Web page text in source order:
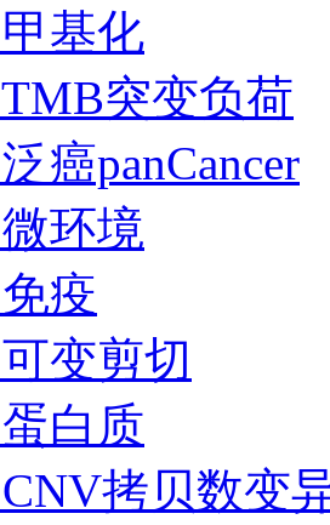
甲基化
TMB突变负荷
泛癌panCancer
微环境
免疫
可变剪切
蛋白质
CNV拷贝数变